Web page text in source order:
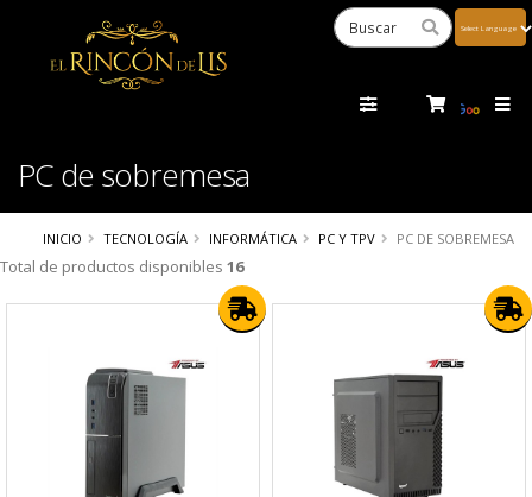
PC de sobremesa
INICIO TECNOLOGÍA INFORMÁTICA PC Y TPV PC DE SOBREMESA
Total de productos disponibles 16